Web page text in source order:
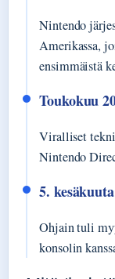
Nintendo
Amerikassa,
ensimmäistä
Toukokuu
Viralliset
Nintendo
5.
Ohjain tuli
konsolin